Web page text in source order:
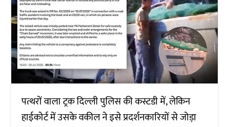
पत्थरों वाला ट्रक दिल्ली पुलिस की कस्टडी में, लेकिन
हाईकोर्ट में उसके वकील ने इसे प्रदर्शनकारियों से जोड़ा